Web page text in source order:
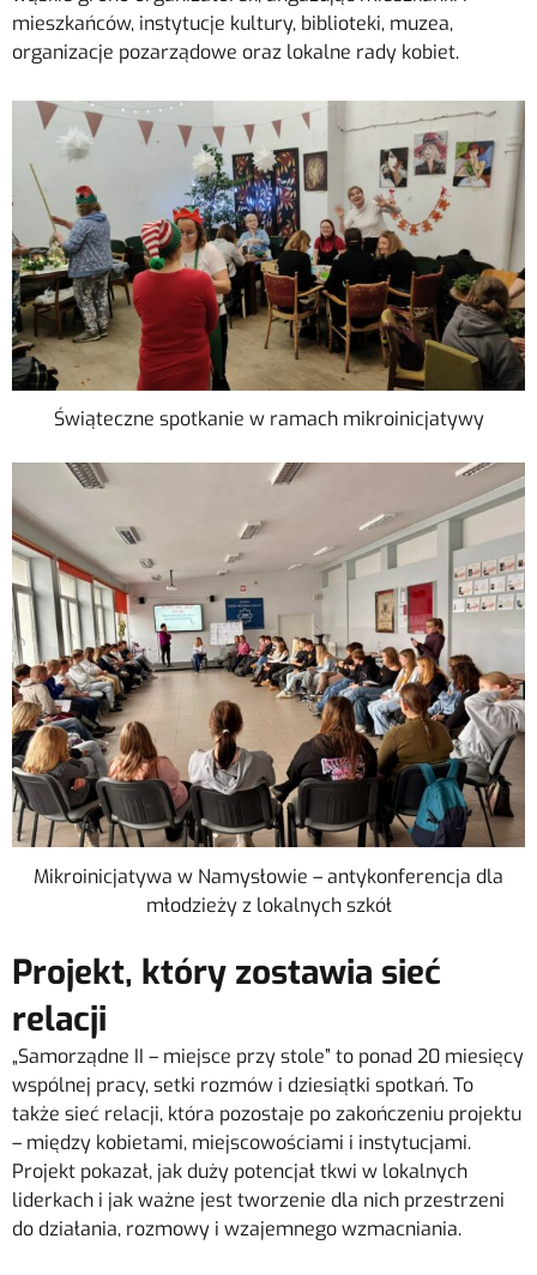
mieszkańców, instytucje kultury, biblioteki, muzea,
organizacje pozarządowe oraz lokalne rady kobiet.
Świąteczne spotkanie w ramach mikroinicjatywy
Mikroinicjatywa w Namysłowie – antykonferencja dla
młodzieży z lokalnych szkół
Projekt, który zostawia sieć
relacji
„Samorządne II – miejsce przy stole” to ponad 20 miesięcy
wspólnej pracy, setki rozmów i dziesiątki spotkań. To
także sieć relacji, która pozostaje po zakończeniu projektu
– między kobietami, miejscowościami i instytucjami.
Projekt pokazał, jak duży potencjał tkwi w lokalnych
liderkach i jak ważne jest tworzenie dla nich przestrzeni
do działania, rozmowy i wzajemnego wzmacniania.